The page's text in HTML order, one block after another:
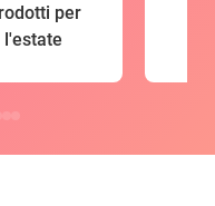
per
l'estate